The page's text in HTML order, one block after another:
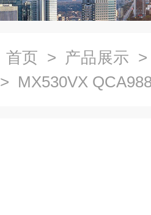
首页 > 产品展示
> MX530VX